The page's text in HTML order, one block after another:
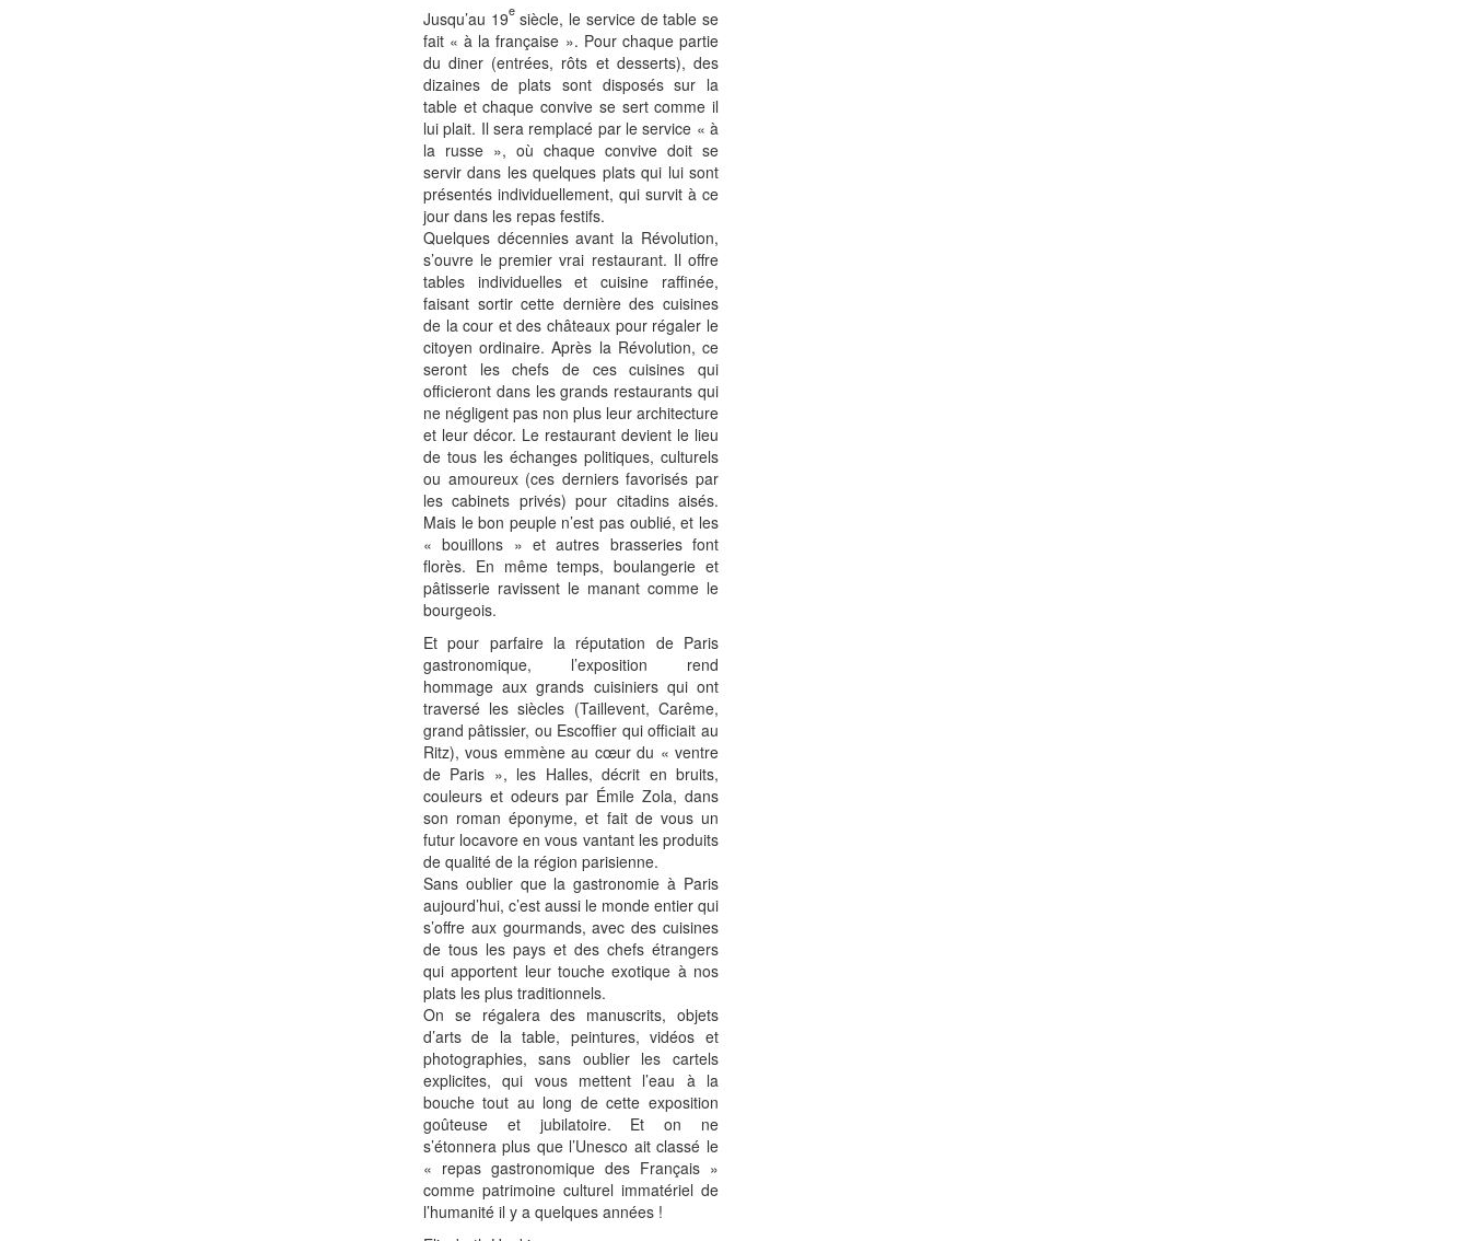
Jusqu’au 19esiècle, le service de table se
fait « à la française ». Pour chaque partie
du diner (entrées, rôts et desserts), des
dizaines de plats sont disposés sur la
table et chaque convive se sert comme il
lui plait. Il sera remplacé par le service « à
la russe », où chaque convive doit se
servir dans les quelques plats qui lui sont
présentés individuellement, qui survit à ce
jour dans les repas festifs.
Quelques décennies avant la Révolution,
s’ouvre le premier vrai restaurant. Il offre
tables individuelles et cuisine raffinée,
faisant sortir cette dernière des cuisines
de la cour et des châteaux pour régaler le
citoyen ordinaire. Après la Révolution, ce
seront les chefs de ces cuisines qui
officieront dans les grands restaurants qui
ne négligent pas non plus leur architecture
et leur décor. Le restaurant devient le lieu
de tous les échanges politiques, culturels
ou amoureux (ces derniers favorisés par
les cabinets privés) pour citadins aisés.
Mais le bon peuple n’est pas oublié, et les
« bouillons » et autres brasseries font
florès. En même temps, boulangerie et
pâtisserie ravissent le manant comme le
bourgeois.
Et pour parfaire la réputation de Paris
gastronomique, l’exposition rend
hommage aux grands cuisiniers qui ont
traversé les siècles (Taillevent, Carême,
grand pâtissier, ou Escoffier qui officiait au
Ritz), vous emmène au cœur du « ventre
de Paris », les Halles, décrit en bruits,
couleurs et odeurs par Émile Zola, dans
son roman éponyme, et fait de vous un
futur locavore en vous vantant les produits
de qualité de la région parisienne.
Sans oublier que la gastronomie à Paris
aujourd’hui, c’est aussi le monde entier qui
s’offre aux gourmands, avec des cuisines
de tous les pays et des chefs étrangers
qui apportent leur touche exotique à nos
plats les plus traditionnels.
On se régalera des manuscrits, objets
d’arts de la table, peintures, vidéos et
photographies, sans oublier les cartels
explicites, qui vous mettent l’eau à la
bouche tout au long de cette exposition
goûteuse et jubilatoire. Et on ne
s’étonnera plus que l’Unesco ait classé le
« repas gastronomique des Français »
comme patrimoine culturel immatériel de
l’humanité il y a quelques années !